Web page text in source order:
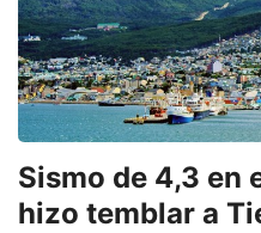
Sismo de 4,3 en
hizo temblar a